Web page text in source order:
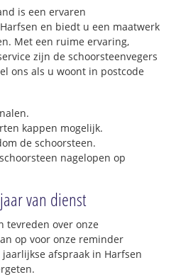
is een ervaren
en biedt u een maatwerk
Met een ruime ervaring,
zijn de schoorsteenvegers
ons als u woont in postcode
kappen mogelijk.
de schoorsteen.
nagelopen op
van dienst
tevreden over onze
op voor onze reminder
afspraak in Harfsen